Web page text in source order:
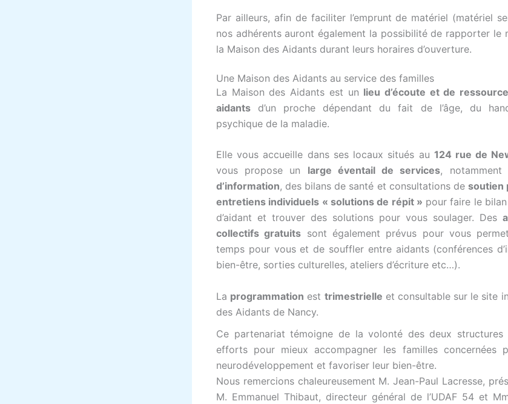
Par ailleurs, afin de faciliter l’emprunt de matériel (matériel
nos adhérents auront également la possibilité de rapporter le
la Maison des Aidants durant leurs horaires d’ouverture.
Une Maison des Aidants au service des familles
La Maison des Aidants est un lieu d’écoute et de
aidants d’un proche dépendant du fait de l’âge, du
psychique de la maladie.
Elle vous accueille dans ses locaux situés au 124 rue de
vous propose un large éventail de services, notamment
d’information, des bilans de santé et consultations de soutien
entretiens individuels « solutions de répit » pour faire le
d’aidant et trouver des solutions pour vous soulager. Des
collectifs gratuits sont également prévus pour vous
temps pour vous et de souffler entre aidants (conférences
bien-être, sorties culturelles, ateliers d’écriture etc…).
La programmation est trimestrielle et consultable sur le site
des Aidants de Nancy.
Ce partenariat témoigne de la volonté des deux structures
efforts pour mieux accompagner les familles concernées
neurodéveloppement et favoriser leur bien-être.
Nous remercions chaleureusement M. Jean-Paul Lacresse,
M. Emmanuel Thibaut, directeur général de l’UDAF 54 et